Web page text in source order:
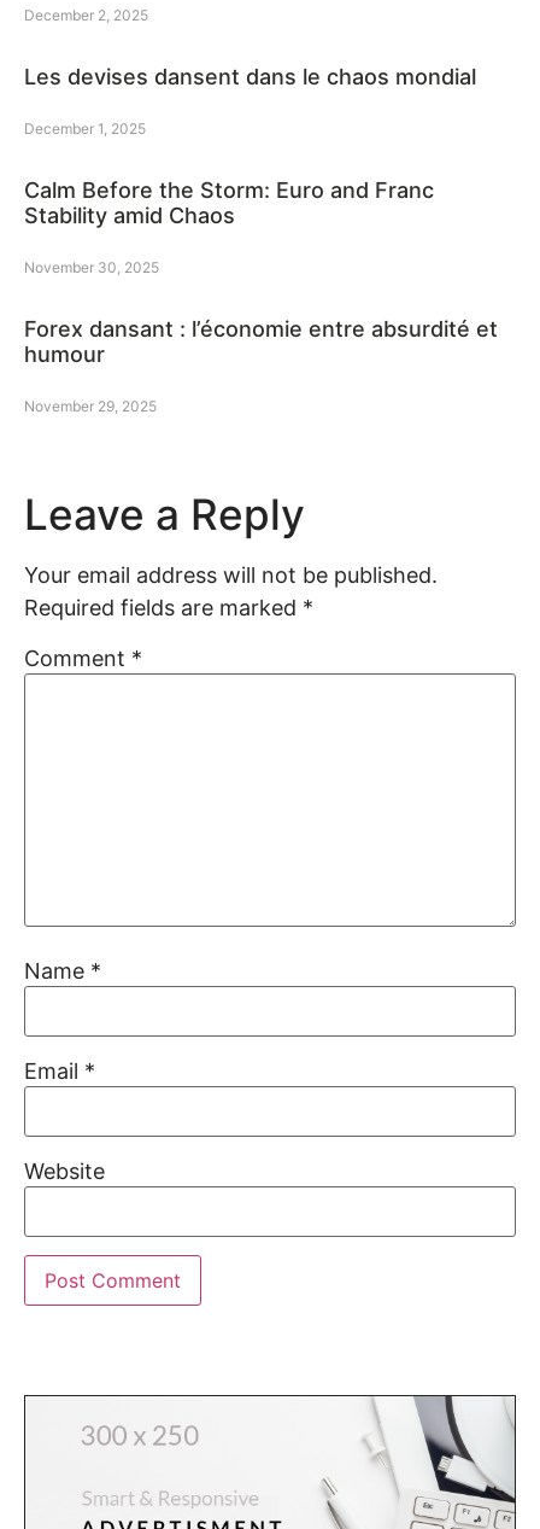
December 2, 2025
Les devises dansent dans le chaos mondial
December 1, 2025
Calm Before the Storm: Euro and Franc
Stability amid Chaos
November 30, 2025
Forex dansant : l’économie entre absurdité et
humour
November 29, 2025
Leave a Reply
Your email address will not be published.
Required fields are marked *
Comment *
Name *
Email *
Website